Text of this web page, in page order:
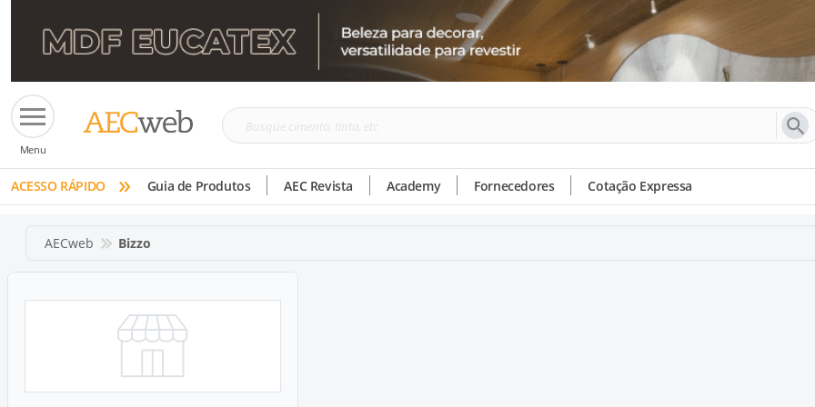
Menu
Busque
tinta,
etc
ACESSO RÁPIDO » Guia de Produtos AEC Revista Academy Fornecedores Cotação Expressa
AECweb Bizzo